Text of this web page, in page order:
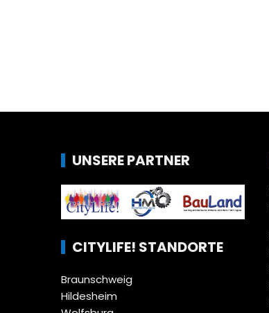
UNSERE PARTNER
CITYLIFE! STANDORTE
Braunschweig
Hildesheim